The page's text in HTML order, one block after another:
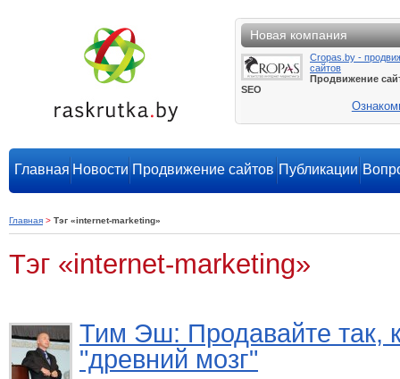
Новая компания
Cropas.by -
сайтов
Продвижение
SEO
Главная Новости Продвижение сайтов Публикации
Главная > Тэг «internet-marketing»
Тэг «internet-marketing»
Тим Эш: Продавайте так,
"древний мозг"